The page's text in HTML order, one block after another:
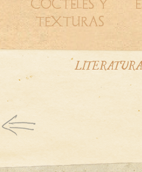
COCTELES Y
TEXTURAS
LITERATURA